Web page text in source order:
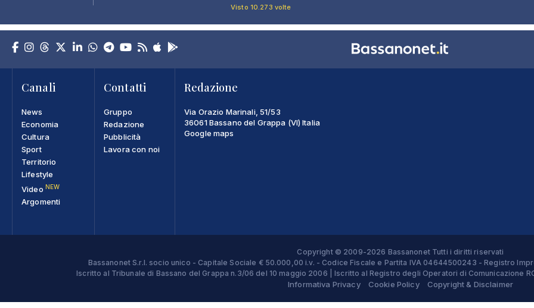
Visto 10.273 volte
Canali
News
Economia
Cultura
Sport
Territorio
Lifestyle
Video NEW
Argomenti
Contatti
Gruppo
Redazione
Pubblicità
Lavora con noi
Redazione
Via Orazio Marinali, 51/53
36061 Bassano del Grappa (VI) Italia
Google maps
Copyright © 2009-2026 Bassanonet Tutti i diritti riservati
Bassanonet S.r.l. socio unico - Capitale Sociale € 50.000,00 i.v. - Codice Fiscale e Partita IVA 04644500243 - Registro
Iscritto al Tribunale di Bassano del Grappa n.3/06 del 10 maggio 2006 | Iscritto al Registro degli Operatori di Comunicazione
Informativa Privacy Cookie Policy Copyright & Disclaimer